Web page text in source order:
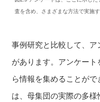
査を含め、さまざまな方法で実施す
事例研究と比較して、
があります。アンケー
ら情報を集めることが
は、母集団の実際の多